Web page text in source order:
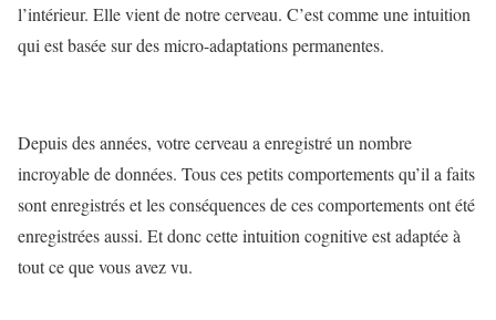
l’intérieur. Elle vient de notre cerveau. C’est comme une intuition
qui est basée sur des micro-adaptations permanentes.
Depuis des années, votre cerveau a enregistré un nombre
incroyable de données. Tous ces petits comportements qu’il a faits
sont enregistrés et les conséquences de ces comportements ont été
enregistrées aussi. Et donc cette intuition cognitive est adaptée à
tout ce que vous avez vu.